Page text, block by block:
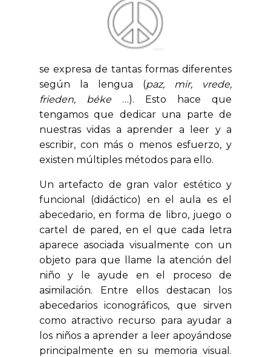
se expresa de tantas formas diferentes
según la lengua (paz, mir, vrede,
frieden, béke…). Esto hace que
tengamos que dedicar una parte de
nuestras vidas a aprender a leer y a
escribir, con más o menos esfuerzo, y
existen múltiples métodos para ello.
Un artefacto de gran valor estético y
funcional (didáctico) en el aula es el
abecedario, en forma de libro, juego o
cartel de pared, en el que cada letra
aparece asociada visualmente con un
objeto para que llame la atención del
niño y le ayude en el proceso de
asimilación. Entre ellos destacan los
abecedarios iconográficos, que sirven
como atractivo recurso para ayudar a
los niños a aprender a leer apoyándose
principalmente en su memoria visual.